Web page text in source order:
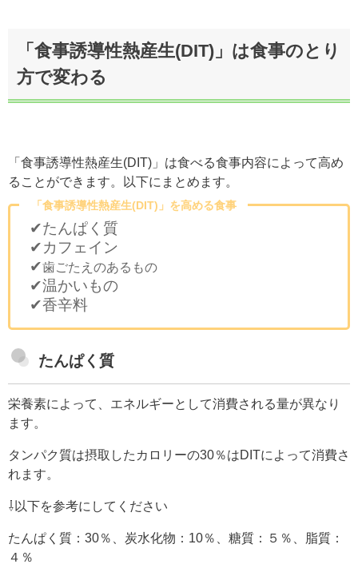
「食事誘導性熱産生(DIT)」は食事のとり
方で変わる
「食事誘導性熱産生(DIT)」は食べる食事内容によって高め
ることができます。以下にまとめます。
「食事誘導性熱産生(DIT)」を高める食事
✔たんぱく質
✔カフェイン
✔歯ごたえのあるもの
✔温かいもの
✔香辛料
たんぱく質
栄養素によって、エネルギーとして消費される量が異なり
ます。
タンパク質は摂取したカロリーの30％はDITによって消費さ
れます。
⇩以下を参考にしてください
たんぱく質：30％、炭水化物：10％、糖質：５％、脂質：
４％